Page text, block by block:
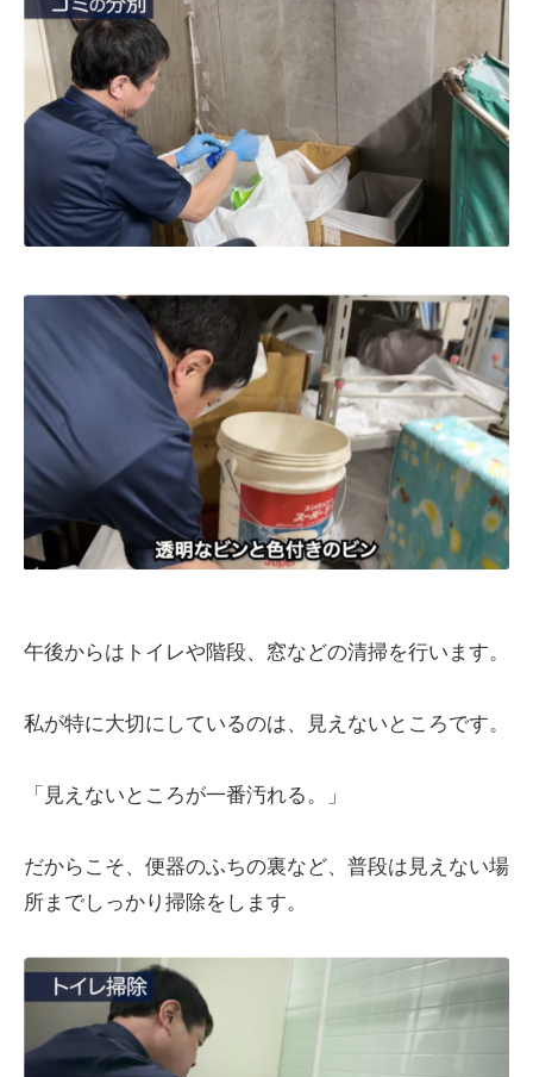
午後からはトイレや階段、窓などの清掃を行います。
私が特に大切にしているのは、見えないところです。
「見えないところが一番汚れる。」
だからこそ、便器のふちの裏など、普段は見えない場
所までしっかり掃除をします。